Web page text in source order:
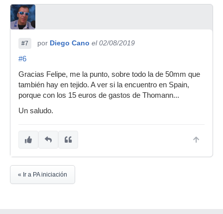
#7 por Diego Cano el 02/08/2019
#6
Gracias Felipe, me la punto, sobre todo la de 50mm que
también hay en tejido. A ver si la encuentro en Spain,
porque con los 15 euros de gastos de Thomann...
Un saludo.
« Ir a PA iniciación